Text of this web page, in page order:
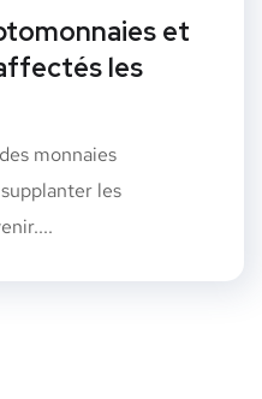
et
les
monnaies
les